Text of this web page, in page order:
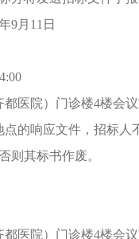
9月 11 日
医院） 门诊楼4楼会
的响应文件，招标人
则其标书作废。
都医院）门诊楼4楼会